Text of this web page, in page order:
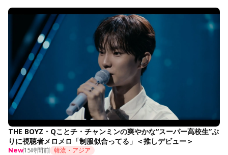
THE BOYZ・Qことチ・チャンミンの爽やかな“スーパー高校生”ぶ
りに視聴者メロメロ「制服似合ってる」＜推しデビュー＞
New15時間前 韓流・アジア